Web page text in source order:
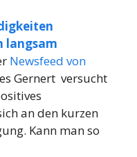
langsam
Newsfeed von
Gernert versucht
an den kurzen
Kann man so